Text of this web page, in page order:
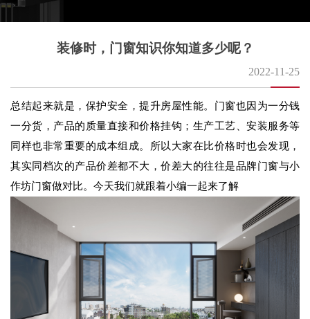
装修时，门窗知识你知道多少呢？
2022-11-25
总结起来就是，保护安全，提升房屋性能。门窗也因为一分钱
一分货，产品的质量直接和价格挂钩；生产工艺、安装服务等
同样也非常重要的成本组成。所以大家在比价格时也会发现，
其实同档次的产品价差都不大，价差大的往往是品牌门窗与小
作坊门窗做对比。今天我们就跟着小编一起来了解